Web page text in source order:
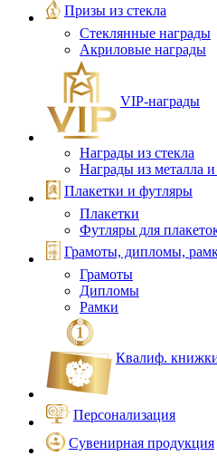
Призы из стекла
Стеклянные награды
Акриловые награды
VIP‑награды
Награды из стекла
Награды из металла и
Плакетки и футляры
Плакетки
Футляры для
Грамоты, дипломы,
Грамоты
Дипломы
Рамки
Квалиф.
Персонализация
Сувенирная продукция